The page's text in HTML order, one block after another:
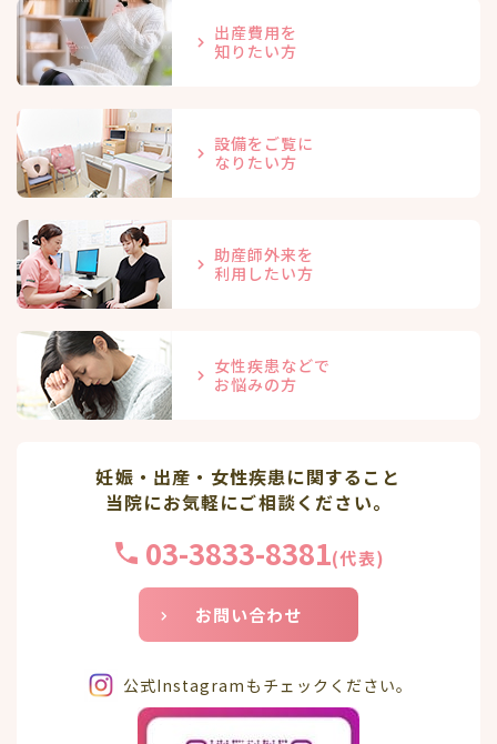
出産費用を
知りたい方
設備をご覧に
なりたい方
助産師外来を
利用したい方
女性疾患などで
お悩みの方
妊娠・出産・女性疾患に関すること
当院にお気軽にご相談ください。
03-3833-8381(代表)
お問い合わせ
公式Instagramもチェックください。